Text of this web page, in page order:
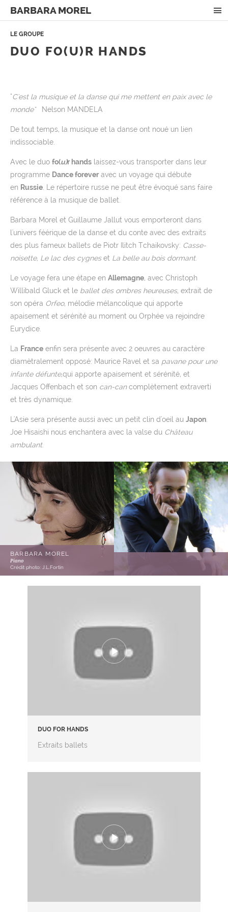
BARBARA MOREL
DUO FO(U)R HANDS
TRIO ADVENTURA
ACTUALITÉS
CONTACT
LE GROUPE
DUO FO(U)R HANDS
"C'est la musique et la danse qui me mettent en paix avec le
monde"Nelson MANDELA
De tout temps, la musique et la danse ont noué un lien
indissociable.
Avec le duo fo(u)r hands laissez-vous transporter dans leur
programme Dance forever avec un voyage qui débute
en Russie . Le répertoire russe ne peut être évoqué sans faire
référence à la musique de ballet.
Barbara Morel et Guillaume Jallut vous emporteront dans
l'univers féérique de la danse et du conte avec des extraits
des plus fameux ballets de Piotr Ilitch Tchaikovsky: Casse-
noisette, Le lac des cygneset La belle au bois dormant.
Le voyage fera une étape en Allemagne, avec Christoph
Willibald Gluck et le ballet des ombres heureuses, extrait de
son opéra Orfeo, mélodie mélancolique qui apporte
apaisement et sérénité au moment ou Orphée va rejoindre
Eurydice.
La France enfin sera présente avec 2 oeuvres au caractère
diamètralement opposé: Maurice Ravel et sa pavane pour une
infante défunte,qui apporte apaisement et sérénité, et
Jacques Offenbach et son can-cancomplètement extraverti
et très dynamique.
L'Asie sera présente aussi avec un petit clin d'oeil au Japon
Joe Hisaishi nous enchantera avec la valse du Château
ambulant.
BARBARA MOREL
Piano
Crédit photo: J.L.Fortin
DUO FOR HANDS
Extraits ballets